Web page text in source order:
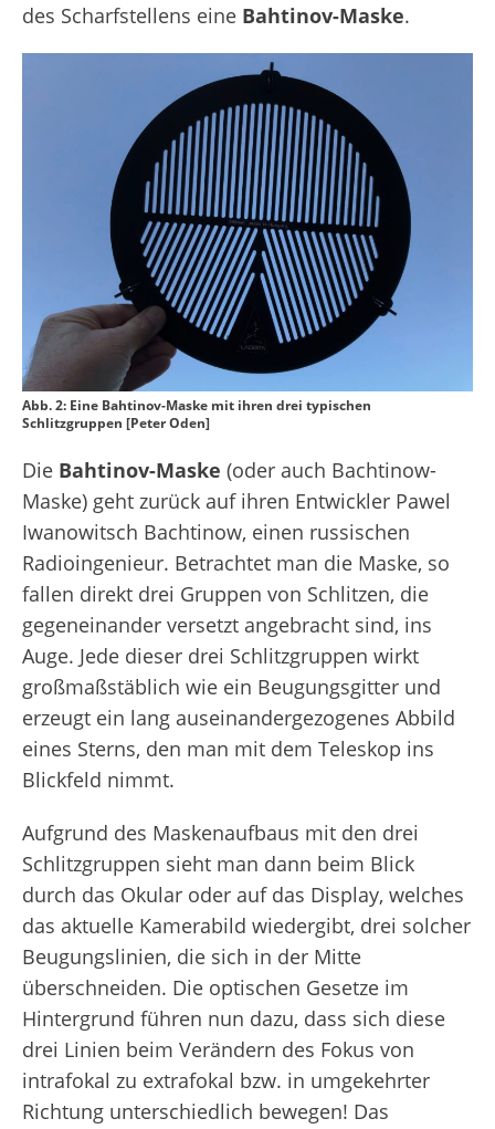
des Scharfstellens eine Bahtinov-Maske.
Abb. 2: Eine Bahtinov-Maske mit ihren drei typischen
Schlitzgruppen [Peter Oden]
Die Bahtinov-Maske (oder auch Bachtinow-
Maske) geht zurück auf ihren Entwickler Pawel
Iwanowitsch Bachtinow, einen russischen
Radioingenieur. Betrachtet man die Maske, so
fallen direkt drei Gruppen von Schlitzen, die
gegeneinander versetzt angebracht sind, ins
Auge. Jede dieser drei Schlitzgruppen wirkt
großmaßstäblich wie ein Beugungsgitter und
erzeugt ein lang auseinandergezogenes Abbild
eines Sterns, den man mit dem Teleskop ins
Blickfeld nimmt.
Aufgrund des Maskenaufbaus mit den drei
Schlitzgruppen sieht man dann beim Blick
durch das Okular oder auf das Display, welches
das aktuelle Kamerabild wiedergibt, drei solcher
Beugungslinien, die sich in der Mitte
überschneiden. Die optischen Gesetze im
Hintergrund führen nun dazu, dass sich diese
drei Linien beim Verändern des Fokus von
intrafokal zu extrafokal bzw. in umgekehrter
Richtung unterschiedlich bewegen! Das